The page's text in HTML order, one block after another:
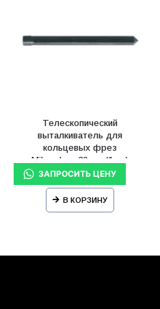
Телескопический
выталкиватель для
кольцевых фрез
Milwaukee 30 мм (1шт)
В КОРЗИНУ